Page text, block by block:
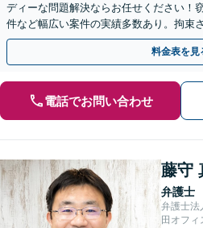
ディーな問題解決ならお任せください！
件など幅広い案件の実績多数あり。拘束
します。【初回面談無料】【土日・夜間
料金表を見
電話でお問い合わせ
藤守
弁護士
弁護士法
田オフィ